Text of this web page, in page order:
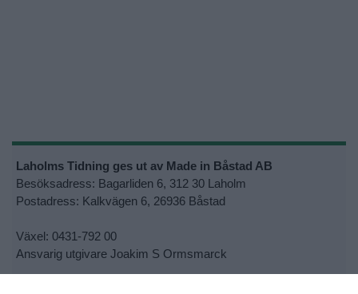
Laholms Tidning ges ut av Made in Båstad AB
Besöksadress: Bagarliden 6, 312 30 Laholm
Postadress: Kalkvägen 6, 26936 Båstad
Växel: 0431-792 00
Ansvarig utgivare Joakim S Ormsmarck